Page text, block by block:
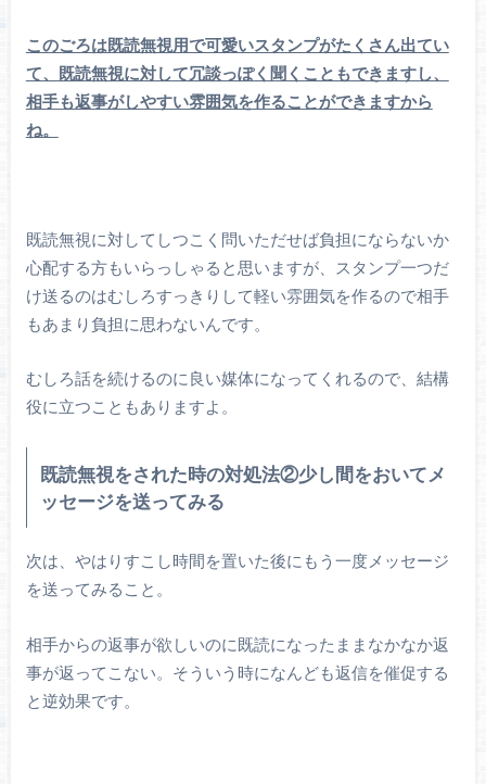
このごろは既読無視用で可愛いスタンプがたくさん出てい
て、既読無視に対して冗談っぽく聞くこともできますし、
相手も返事がしやすい雰囲気を作ることができますから
ね。
既読無視に対してしつこく問いただせば負担にならないか
心配する方もいらっしゃると思いますが、スタンプ一つだ
け送るのはむしろすっきりして軽い雰囲気を作るので相手
もあまり負担に思わないんです。
むしろ話を続けるのに良い媒体になってくれるので、結構
役に立つこともありますよ。
既読無視をされた時の対処法②少し間をおいてメ
ッセージを送ってみる
次は、やはりすこし時間を置いた後にもう一度メッセージ
を送ってみること。
相手からの返事が欲しいのに既読になったままなかなか返
事が返ってこない。そういう時になんども返信を催促する
と逆効果です。